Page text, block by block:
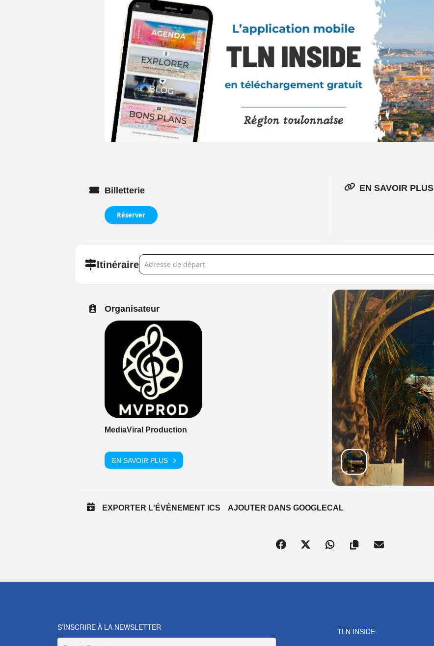
Billetterie
Réserver
EN SAVOIR PLUS
Itinéraire
Address - Gavin Greenaway à Toulon []
Organisateur
MediaViral Production
EN SAVOIR PLUS
EXPORTER L'ÉVÉNEMENT ICS AJOUTER DANS GOOGLECAL
S’INSCRIRE À LA NEWSLETTER
TLN INSIDE